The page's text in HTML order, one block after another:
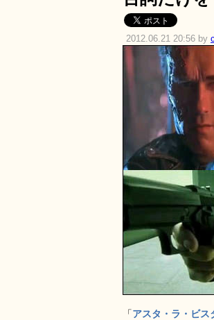
2012.06.21 20:56 by
「アスタ・ラ・ビス